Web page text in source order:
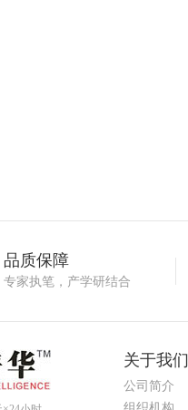
品质保障
专家执笔，产学研结合
关于我们
公司简介